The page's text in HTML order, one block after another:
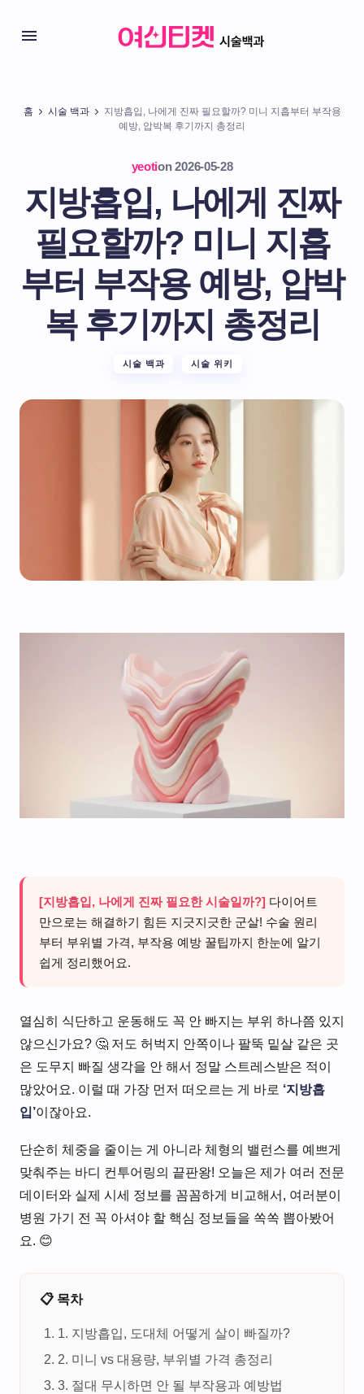
홈 시술 백과
지방흡입, 나에게 진짜 필요할까? 미니 지흡부터 부작용
예방, 압박복 후기까지 총정리
yeotion 2026-05-28
지방흡입, 나에게 진짜
필요할까? 미니 지흡
부터 부작용 예방, 압박
복 후기까지 총정리
시술 백과 시술 위키
[지방흡입, 나에게 진짜 필요한 시술일까?] 다이어트
만으로는 해결하기 힘든 지긋지긋한 군살! 수술 원리
부터 부위별 가격, 부작용 예방 꿀팁까지 한눈에 알기
쉽게 정리했어요.
열심히 식단하고 운동해도 꼭 안 빠지는 부위 하나쯤 있지
않으신가요? 🤔 저도 허벅지 안쪽이나 팔뚝 밑살 같은 곳
은 도무지 빠질 생각을 안 해서 정말 스트레스받은 적이
많았어요. 이럴 때 가장 먼저 떠오르는 게 바로 ‘지방흡
입’이잖아요.
단순히 체중을 줄이는 게 아니라 체형의 밸런스를 예쁘게
맞춰주는 바디 컨투어링의 끝판왕! 오늘은 제가 여러 전문
데이터와 실제 시세 정보를 꼼꼼하게 비교해서, 여러분이
병원 가기 전 꼭 아셔야 할 핵심 정보들을 쏙쏙 뽑아봤어
요. 😊
📋 목차
1. 지방흡입, 도대체 어떻게 살이 빠질까?
2. 미니 vs 대용량, 부위별 가격 총정리
3. 절대 무시하면 안 될 부작용과 예방법